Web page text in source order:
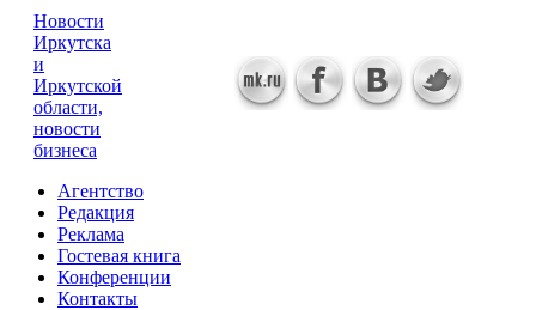
Новости
Иркутска
и
Иркутской
области,
новости
бизнеса
Агентство
Редакция
Реклама
Гостевая книга
Конференции
Контакты